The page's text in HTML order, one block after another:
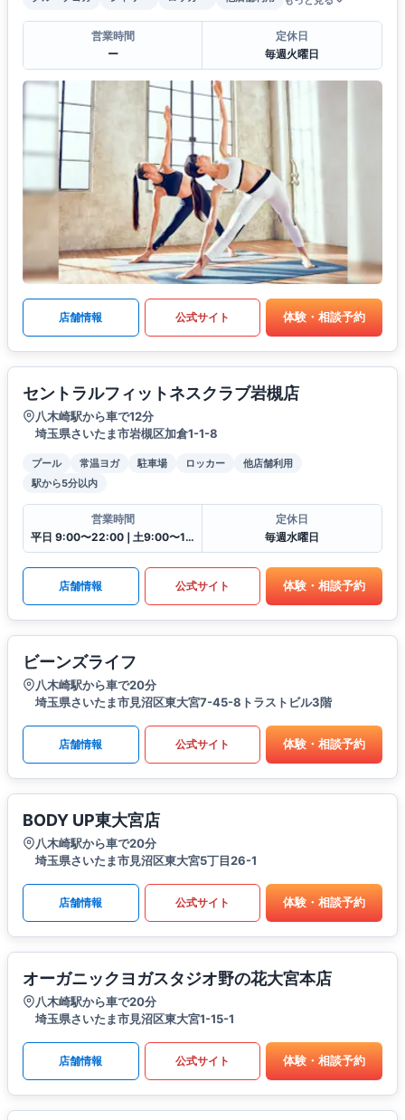
営業時間
ー
定休日
毎週火曜日
店舗情報 公式サイト 体験・相談予約
セントラルフィットネスクラブ岩槻店
八木崎駅から車で12分
埼玉県さいたま市岩槻区加倉1-1-8
プール 常温ヨガ 駐車場 ロッカー
他店舗利用
駅から5分以内
営業時間
平日 9:00〜22:00❘土9:00〜19:00❘日9:00〜17:00❘祝9:00〜16:30
定休日
毎週水曜日
店舗情報 公式サイト 体験・相談予約
ビーンズライフ
八木崎駅から車で20分
埼玉県さいたま市見沼区東大宮7-45-8トラストビル3階
店舗情報 公式サイト 体験・相談予約
BODY UP東大宮店
八木崎駅から車で20分
埼玉県さいたま市見沼区東大宮5丁目26-1
店舗情報 公式サイト 体験・相談予約
オーガニックヨガスタジオ野の花大宮本店
八木崎駅から車で20分
埼玉県さいたま市見沼区東大宮1-15-1
店舗情報 公式サイト 体験・相談予約